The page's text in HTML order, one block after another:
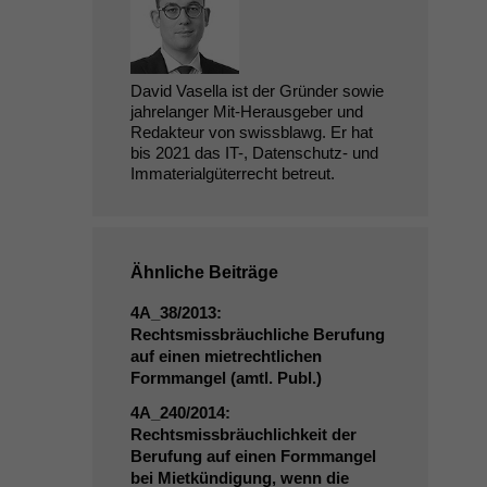
David Vasella ist der Gründer sowie
jahrelanger Mit-Herausgeber und
Redakteur von swissblawg. Er hat
bis 2021 das IT-, Datenschutz- und
Immaterialgüterrecht betreut.
Ähnliche Beiträge
4A_38/2013:
Rechtsmissbräuchliche Berufung
auf einen mietrechtlichen
Formmangel (amtl. Publ.)
4A_240/2014:
Rechtsmissbräuchlichkeit der
Berufung auf einen Formmangel
bei Mietkündigung, wenn die